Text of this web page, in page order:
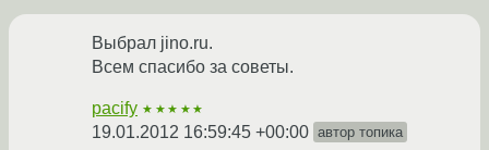
Выбрал jino.ru.
Всем спасибо за советы.
pacify ★★★★★
19.01.2012 16:59:45 +00:00 автор топика